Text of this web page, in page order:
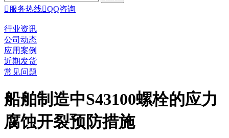
 服务热线QQ咨询
行业资讯
公司动态
应用案例
近期发货
常见问题
船舶制造中S43100螺栓的应力
腐蚀开裂预防措施